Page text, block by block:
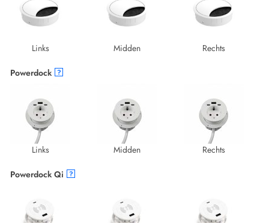
Links Midden Rechts
Powerdock ?
Links Midden Rechts
Powerdock Qi ?